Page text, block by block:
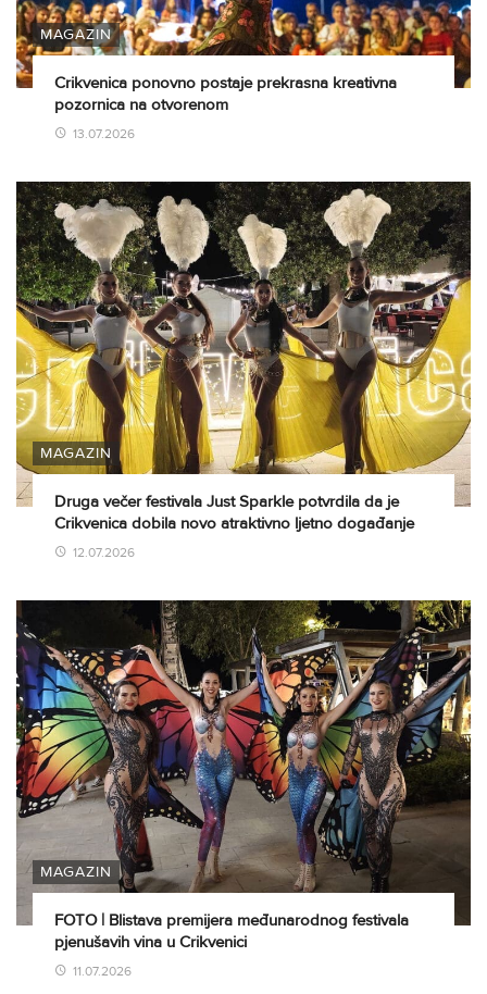
MAGAZIN
Crikvenica ponovno postaje prekrasna kreativna
pozornica na otvorenom
13.07.2026
MAGAZIN
Druga večer festivala Just Sparkle potvrdila da je
Crikvenica dobila novo atraktivno ljetno događanje
12.07.2026
MAGAZIN
FOTO | Blistava premijera međunarodnog festivala
pjenušavih vina u Crikvenici
11.07.2026